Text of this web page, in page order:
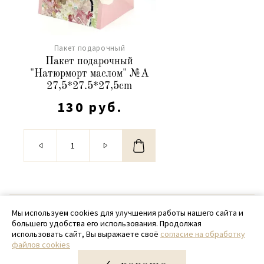
Пакет подарочный
Пакет подарочный
"Натюрморт маслом" №А
27,5*27.5*27,5cm
130 руб.
© 2020 - 2026 SamPack
+ 7 (918) 699-97-87
zakaz@sampack.store
Мы используем cookies для улучшения работы нашего сайта и
большего удобства его использования. Продолжая
использовать сайт, Вы выражаете своё согласие на обработку
файлов cookies